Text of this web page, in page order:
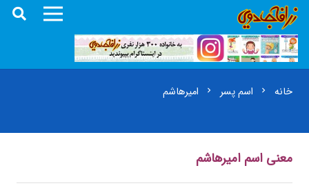
خانه chevron_right اسم پسر chevron_right امیرهاشم
معنی اسم امیرهاشم